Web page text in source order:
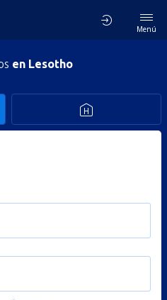
Menú
en Lesotho